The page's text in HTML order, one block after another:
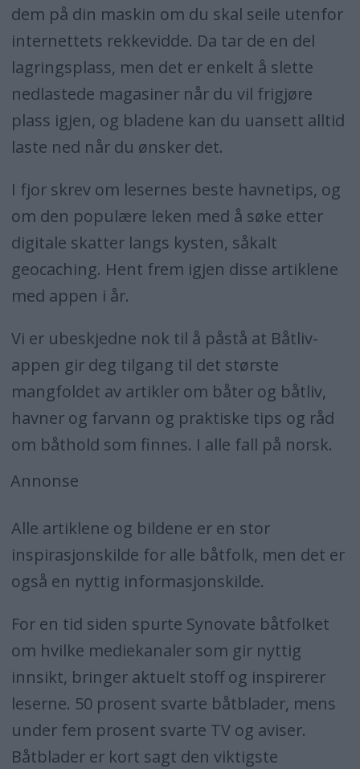
dem på din maskin om du skal seile utenfor
internettets rekkevidde. Da tar de en del
lagringsplass, men det er enkelt å slette
nedlastede magasiner når du vil frigjøre
plass igjen, og bladene kan du uansett alltid
laste ned når du ønsker det.
I fjor skrev om lesernes beste havnetips, og
om den populære leken med å søke etter
digitale skatter langs kysten, såkalt
geocaching. Hent frem igjen disse artiklene
med appen i år.
Vi er ubeskjedne nok til å påstå at Båtliv-
appen gir deg tilgang til det største
mangfoldet av artikler om båter og båtliv,
havner og farvann og praktiske tips og råd
om båthold som finnes. I alle fall på norsk.
Annonse
Alle artiklene og bildene er en stor
inspirasjonskilde for alle båtfolk, men det er
også en nyttig informasjonskilde.
For en tid siden spurte Synovate båtfolket
om hvilke mediekanaler som gir nyttig
innsikt, bringer aktuelt stoff og inspirerer
leserne. 50 prosent svarte båtblader, mens
under fem prosent svarte TV og aviser.
Båtblader er kort sagt den viktigste